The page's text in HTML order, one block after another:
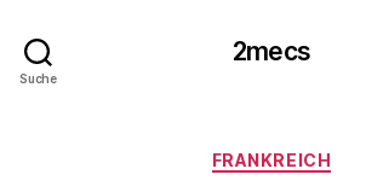
Suche
2mecs
Kategorien
FRANKREICH